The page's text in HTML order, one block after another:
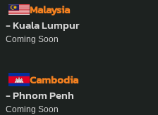
Malaysia
- Kuala Lumpur
Coming Soon
Cambodia
- Phnom Penh
Coming Soon